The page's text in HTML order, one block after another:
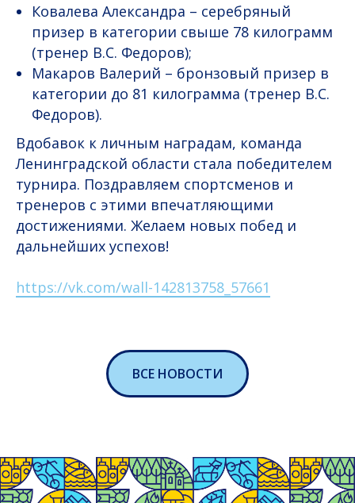
Ковалева Александра – серебряный
призер в категории свыше 78 килограмм
(тренер В.С. Федоров);
Макаров Валерий – бронзовый призер в
категории до 81 килограмма (тренер В.С.
Федоров).
Вдобавок к личным наградам, команда
Ленинградской области стала победителем
турнира. Поздравляем спортсменов и
тренеров с этими впечатляющими
достижениями. Желаем новых побед и
дальнейших успехов!
https://vk.com/wall-142813758_57661
ВСЕ НОВОСТИ